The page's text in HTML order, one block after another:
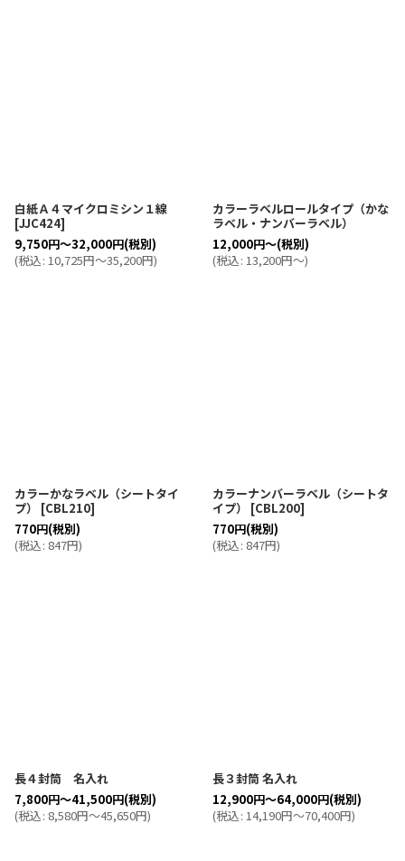
白紙Ａ４マイクロミシン１線
[JJC424]
9,750円～32,000円(税別)
(税込: 10,725円～35,200円)
カラーラベルロールタイプ（かな
ラベル・ナンバーラベル）
12,000円～(税別)
(税込: 13,200円～)
カラーかなラベル（シートタイ
プ）
[CBL210]
770円(税別)
(税込: 847円)
カラーナンバーラベル（シートタ
イプ）
[CBL200]
770円(税別)
(税込: 847円)
長４封筒 名入れ
7,800円～41,500円(税別)
(税込: 8,580円～45,650円)
長３封筒 名入れ
12,900円～64,000円(税別)
(税込: 14,190円～70,400円)